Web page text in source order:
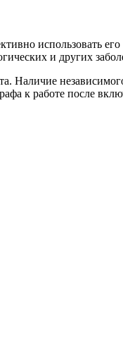
использовать
и других
Наличие
к работе после